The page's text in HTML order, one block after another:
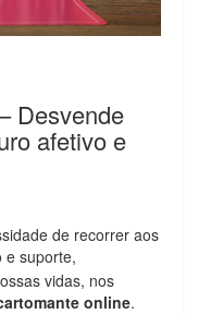
Desvende
afetivo e
de recorrer aos
e suporte,
vidas, nos
online.